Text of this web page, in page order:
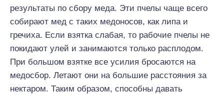
результаты по сбору меда. Эти пчелы чаще всего
собирают мед с таких медоносов, как липа и
гречиха. Если взятка слабая, то рабочие пчелы не
покидают улей и занимаются только расплодом.
При большом взятке все усилия бросаются на
медосбор. Летают они на большие расстояния за
нектаром. Таким образом, способны давать